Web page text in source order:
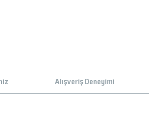
Alışveriş Deneyimi